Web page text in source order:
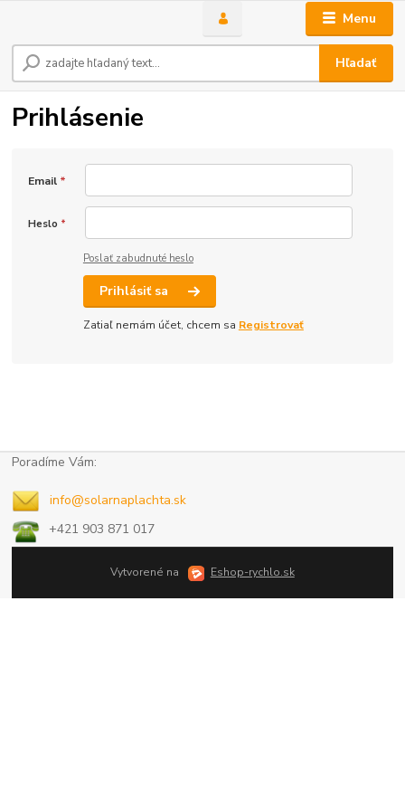
Menu
Hľadať
Prihlásenie
Email *
Heslo *
Poslať zabudnuté heslo
Prihlásiť sa
Zatiaľ nemám účet, chcem sa Registrovať
Poradíme Vám:
info@solarnaplachta.sk
+421 903 871 017
Vytvorené na Eshop-rychlo.sk